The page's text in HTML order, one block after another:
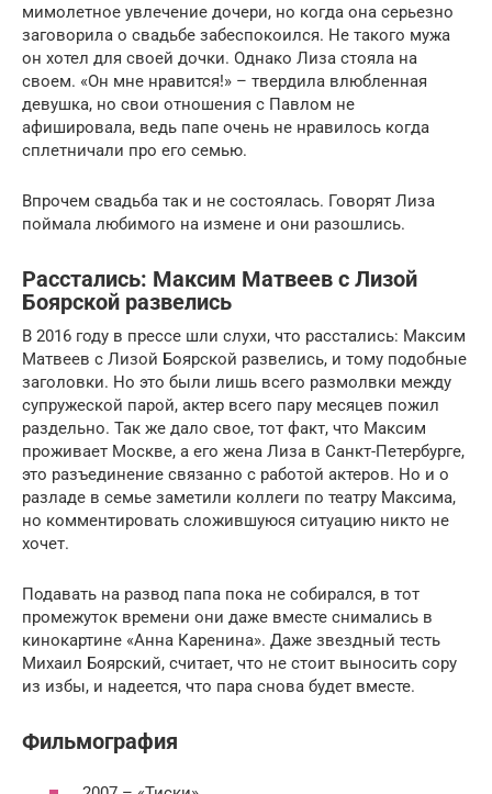
мимолетное увлечение дочери, но когда она серьезно
заговорила о свадьбе забеспокоился. Не такого мужа
он хотел для своей дочки. Однако Лиза стояла на
своем. «Он мне нравится!» – твердила влюбленная
девушка, но свои отношения с Павлом не
афишировала, ведь папе очень не нравилось когда
сплетничали про его семью.
Впрочем свадьба так и не состоялась. Говорят Лиза
поймала любимого на измене и они разошлись.
Расстались: Максим Матвеев с Лизой
Боярской развелись
В 2016 году в прессе шли слухи, что расстались: Максим
Матвеев с Лизой Боярской развелись, и тому подобные
заголовки. Но это были лишь всего размолвки между
супружеской парой, актер всего пару месяцев пожил
раздельно. Так же дало свое, тот факт, что Максим
проживает Москве, а его жена Лиза в Санкт-Петербурге,
это разъединение связанно с работой актеров. Но и о
разладе в семье заметили коллеги по театру Максима,
но комментировать сложившуюся ситуацию никто не
хочет.
Подавать на развод папа пока не собирался, в тот
промежуток времени они даже вместе снимались в
кинокартине «Анна Каренина». Даже звездный тесть
Михаил Боярский, считает, что не стоит выносить сору
из избы, и надеется, что пара снова будет вместе.
Фильмография